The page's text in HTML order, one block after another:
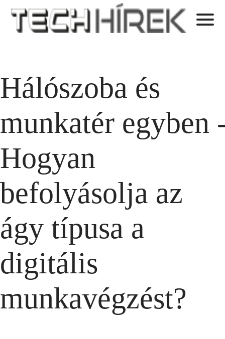
Hálószoba és
munkatér egyben
Hogyan
befolyásolja az
ágy típusa a
digitális
munkavégzést?